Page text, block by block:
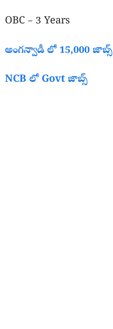
OBC – 3 Years
అంగన్వాడీ లో 15,000 జాబ్స్
NCB లో Govt జాబ్స్